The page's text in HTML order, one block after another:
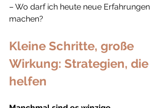
– Wo darf ich heute neue Erfahrungen
machen?
Kleine Schritte, große
Wirkung: Strategien, die
helfen